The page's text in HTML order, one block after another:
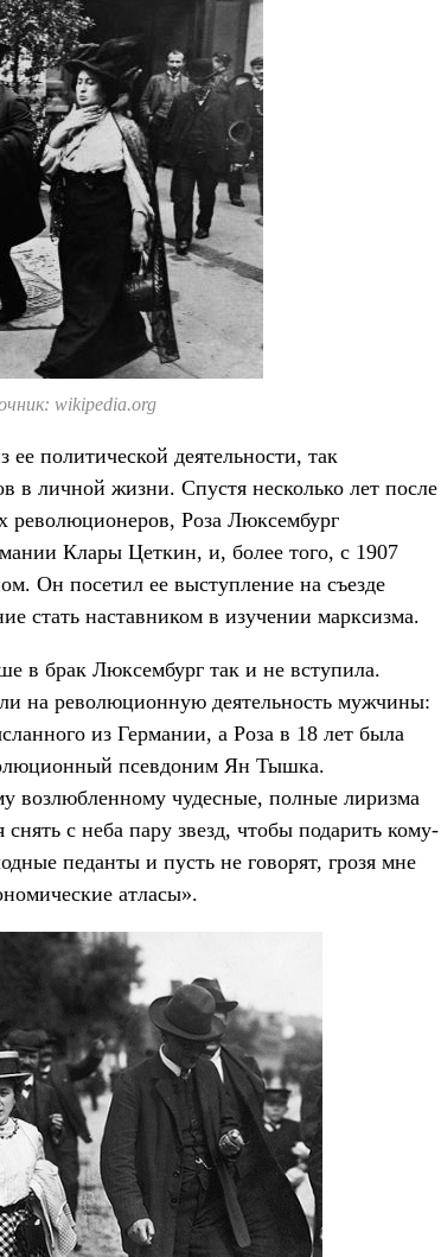
wikipedia.org
политической деятельности, так
в личной жизни. Спустя несколько лет после
революционеров, Роза Люксембург
Клары Цеткин, и, более того, с 1907
Он посетил ее выступление на съезде
стать наставником в изучении марксизма.
в брак Люксембург так и не вступила.
на революционную деятельность мужчины:
из Германии, а Роза в 18 лет была
псевдоним Ян Тышка.
возлюбленному чудесные, полные лиризма
с неба пару звезд, чтобы подарить кому-
педанты и пусть не говорят, грозя мне
атласы».